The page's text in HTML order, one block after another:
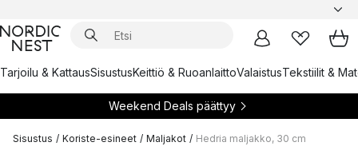
Tarjoilu & KattausSisustusKeittiö & RuoanlaittoValaistusTekstiilit &
Weekend Deals päättyy
Sisustus / Koriste-esineet / Maljakot / Hedria maljakko, 30 cm